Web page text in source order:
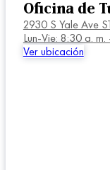
Oficina de
2930 S Yale Ave
Lun-Vie: 8:30 a.
Ver ubicación